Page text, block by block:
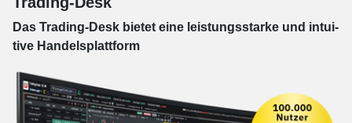
Das Trading-Desk bie­tet eine leis­tungs­star­ke und in­tui­
tive Han­dels­platt­form